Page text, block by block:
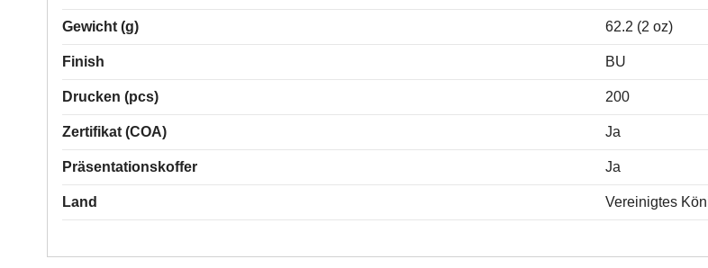
Gewicht (g) 62.2 (2 oz)
Finish BU
Drucken (pcs) 200
Zertifikat (COA) Ja
Präsentationskoffer Ja
Land Vereinigtes